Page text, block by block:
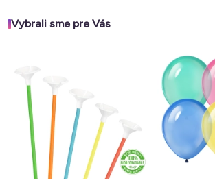
Vybrali sme pre Vás